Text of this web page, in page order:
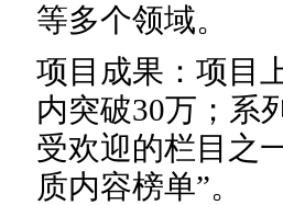
等多个领域。
项目成果：项目
内突破30万；系
受欢迎的栏目之
质内容榜单”。